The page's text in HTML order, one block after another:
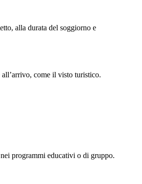
alla durata del soggiorno e
come il visto turistico.
programmi educativi o di gruppo.